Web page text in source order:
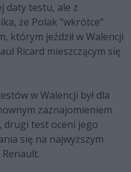
daty testu, ale z
że Polak "wkrótce"
którym jeździł w Walencji
Ricard mieszczącym się
w Walencji był dla
zaznajomieniem
drugi test oceni jego
się na najwyższym